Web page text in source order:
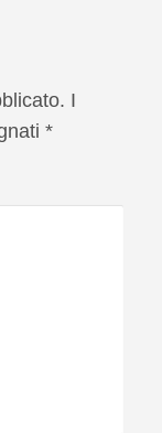
I
*